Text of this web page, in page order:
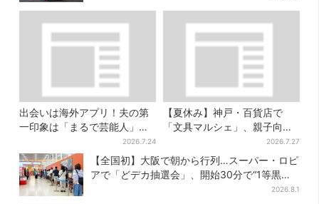
出会いは海外アプリ！夫の第
一印象は「まるで芸能人」→
送迎・弁当・カジノデートま
で…結婚前に尽くしまくり
2026.7.24
【夏休み】神戸・百貨店で
「文具マルシェ」、親子向け
工作は自由研究にも！入場無
料で
2026.7.27
【全国初】大阪で朝から行列…スーパー・ロピ
アで「どデカ抽選会」、開始30分で“1等黒毛
2026.8.1